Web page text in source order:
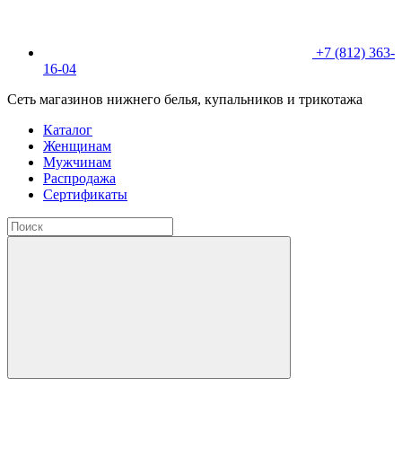
+7 (812) 363-
16-04
Сеть магазинов нижнего белья, купальников и трикотажа
Каталог
Женщинам
Мужчинам
Распродажа
Сертификаты